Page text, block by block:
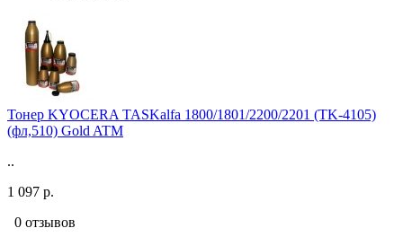
Тонер KYOCERA TASKalfa 1800/1801/2200/2201 (TK-4105)
(фл,510) Gold ATM
..
1 097 р.
0 отзывов